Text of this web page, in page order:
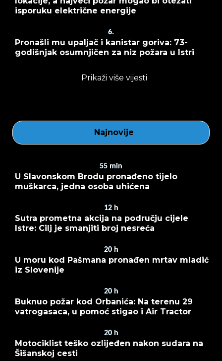
isporuku električne energije
6.
Pronašli mu upaljač i kanistar goriva: 73-
godišnjak osumnjičen za niz požara u Istri
Prikaži više vijesti
Najnovije
55 min
U Slavonskom Brodu pronađeno tijelo
muškarca, jedna osoba uhićena
12 h
Sutra prometna akcija na području cijele
Istre: Cilj je smanjiti broj nesreća
20 h
U moru kod Pašmana pronađen mrtav mladić
iz Slovenije
20 h
Buknuo požar kod Orbanića: Na terenu 29
vatrogasaca, u pomoć stigao i Air Tractor
20 h
Motociklist teško ozlijeđen nakon sudara na
Šišanskoj cesti